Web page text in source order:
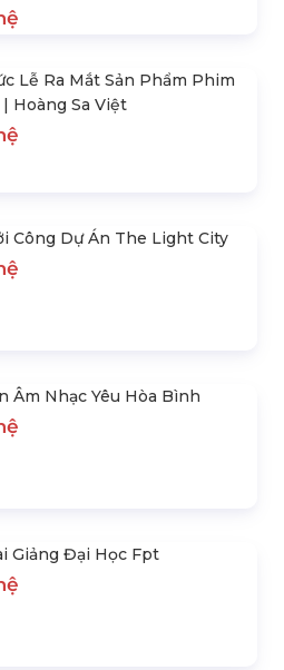
Hoàng Sa Việt
Công Dự Án The Light City
Âm Nhạc Yêu Hòa Bình
Giảng Đại Học Fpt